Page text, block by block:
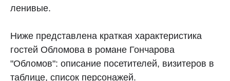
ленивые.
Ниже представлена краткая характеристика
гостей Обломова в романе Гончарова
"Обломов": описание посетителей, визитеров в
таблице, список персонажей.